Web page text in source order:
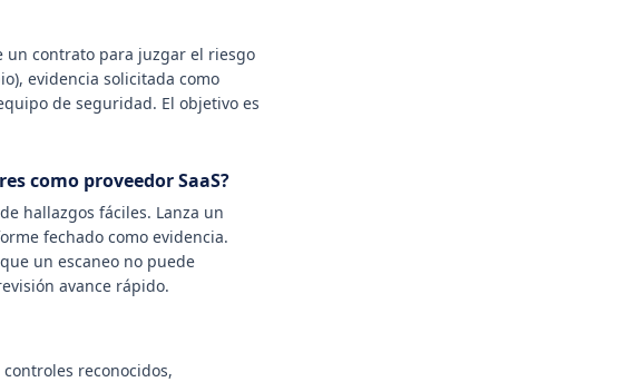
un contrato para juzgar el riesgo
evidencia solicitada como
de seguridad. El objetivo es
como proveedor SaaS?
hallazgos fáciles. Lanza un
fechado como evidencia.
un escaneo no puede
avance rápido.
reconocidos,